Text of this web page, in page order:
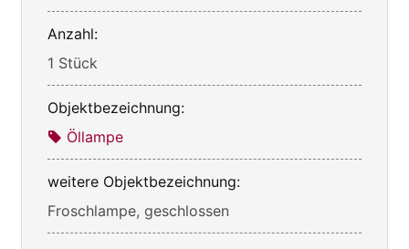
Anzahl:
1 Stück
Objektbezeichnung:
Öllampe
weitere Objektbezeichnung:
Froschlampe, geschlossen